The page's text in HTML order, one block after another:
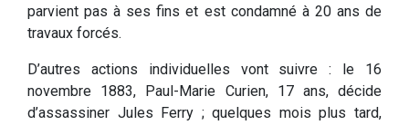
parvient pas à ses fins et est condamné à 20 ans de
travaux forcés.
D’autres actions individuelles vont suivre : le 16
novembre 1883, Paul-Marie Curien, 17 ans, décide
d’assassiner Jules Ferry ; quelques mois plus tard,